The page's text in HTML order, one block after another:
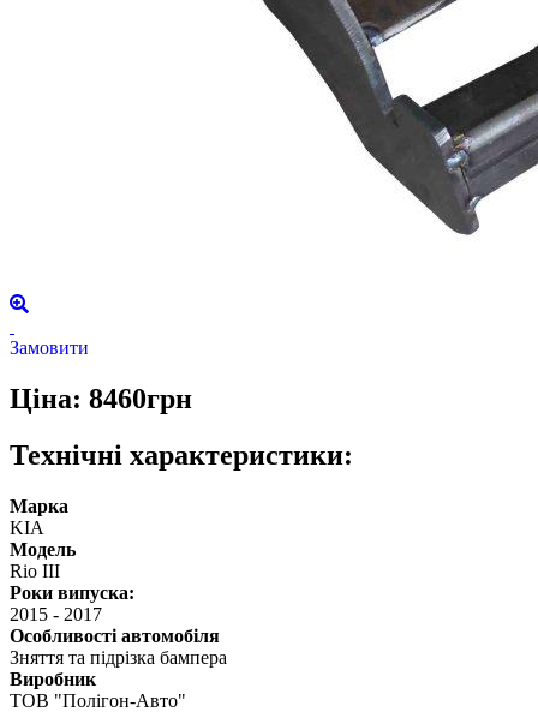
Замовити
Ціна: 8460грн
Технічні характеристики:
Марка
KIA
Модель
Rio III
Роки випуска:
2015 - 2017
Особливості автомобіля
Зняття та підрізка бампера
Виробник
ТОВ "Полігон-Авто"